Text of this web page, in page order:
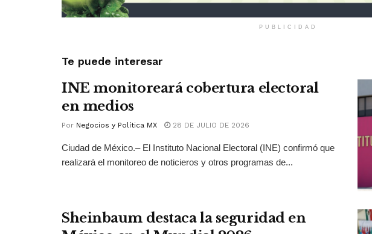
PUBLICIDAD
Te puede interesar
INE monitoreará cobertura electoral
en medios
Por Negocios y Política MX 28 DE JULIO DE 2026
Ciudad de México.– El Instituto Nacional Electoral (INE) confirmó que
realizará el monitoreo de noticieros y otros programas de...
Sheinbaum destaca la seguridad en